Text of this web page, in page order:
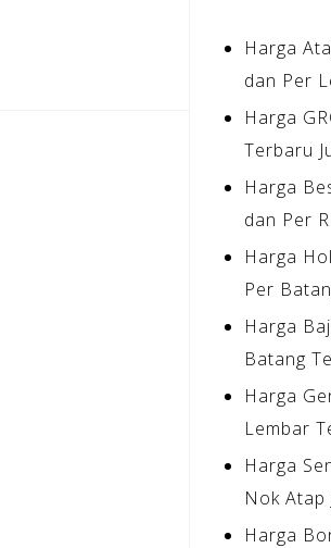
Harga
dan Per
Harga
Terbaru
Harga
dan Per
Harga
Per
Harga
Batang
Harga
Lembar
Harga
Nok Atap
Harga